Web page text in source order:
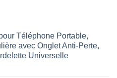
Téléphone Portable,
avec Onglet Anti-Perte,
Universelle